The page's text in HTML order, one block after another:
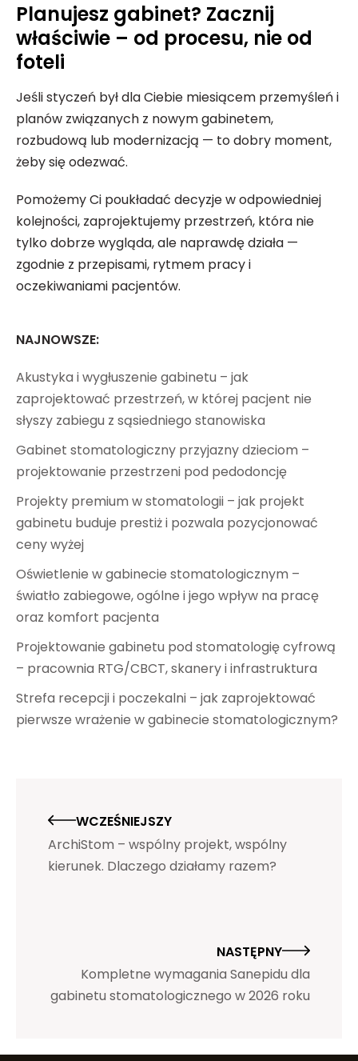
Planujesz gabinet? Zacznij
właściwie – od procesu, nie od
foteli
Jeśli styczeń był dla Ciebie miesiącem przemyśleń i
planów związanych z nowym gabinetem,
rozbudową lub modernizacją — to dobry moment,
żeby się odezwać.
Pomożemy Ci poukładać decyzje w odpowiedniej
kolejności, zaprojektujemy przestrzeń, która nie
tylko dobrze wygląda, ale naprawdę działa —
zgodnie z przepisami, rytmem pracy i
oczekiwaniami pacjentów.
NAJNOWSZE:
Akustyka i wygłuszenie gabinetu – jak
zaprojektować przestrzeń, w której pacjent nie
słyszy zabiegu z sąsiedniego stanowiska
Gabinet stomatologiczny przyjazny dzieciom –
projektowanie przestrzeni pod pedodoncję
Projekty premium w stomatologii – jak projekt
gabinetu buduje prestiż i pozwala pozycjonować
ceny wyżej
Oświetlenie w gabinecie stomatologicznym –
światło zabiegowe, ogólne i jego wpływ na pracę
oraz komfort pacjenta
Projektowanie gabinetu pod stomatologię cyfrową
– pracownia RTG/CBCT, skanery i infrastruktura
Strefa recepcji i poczekalni – jak zaprojektować
pierwsze wrażenie w gabinecie stomatologicznym?
WCZEŚNIEJSZY
ArchiStom – wspólny projekt, wspólny
kierunek. Dlaczego działamy razem?
NASTĘPNY
Kompletne wymagania Sanepidu dla
gabinetu stomatologicznego w 2026 roku